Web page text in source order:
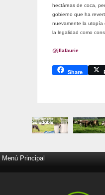
hectáreas de coca,
gobierno que ha
nuevamente la utopía
la legalidad como
@jflafaurie
Share